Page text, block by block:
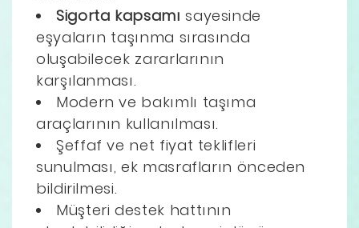
Sigorta kapsamı sayesinde
eşyaların taşınma sırasında
oluşabilecek zararlarının
karşılanması.
Modern ve bakımlı taşıma
araçlarının kullanılması.
Şeffaf ve net fiyat teklifleri
sunulması, ek masrafların önceden
bildirilmesi.
Müşteri destek hattının